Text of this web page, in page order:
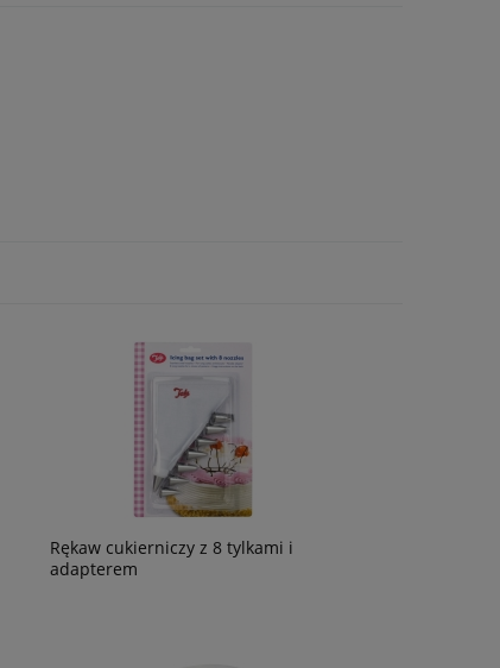
Rękaw cukierniczy z 8 tylkami i
adapterem